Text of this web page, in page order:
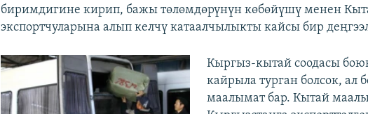
биримдигине кирип, бажы төлөмдөрүнүн көбөйүшү менен
экспортчуларына алып келчү катаалчылыкты кайсы бир
Кыргыз-кытай соодасы
кайрыла турган болсок, ал
маалымат бар. Кытай